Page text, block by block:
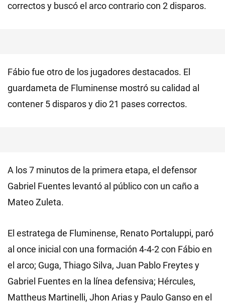
correctos y buscó el arco contrario con 2 disparos.
Fábio fue otro de los jugadores destacados. El
guardameta de Fluminense mostró su calidad al
contener 5 disparos y dio 21 pases correctos.
A los 7 minutos de la primera etapa, el defensor
Gabriel Fuentes levantó al público con un caño a
Mateo Zuleta.
El estratega de Fluminense, Renato Portaluppi, paró
al once inicial con una formación 4-4-2 con Fábio en
el arco; Guga, Thiago Silva, Juan Pablo Freytes y
Gabriel Fuentes en la línea defensiva; Hércules,
Mattheus Martinelli, Jhon Arias y Paulo Ganso en el